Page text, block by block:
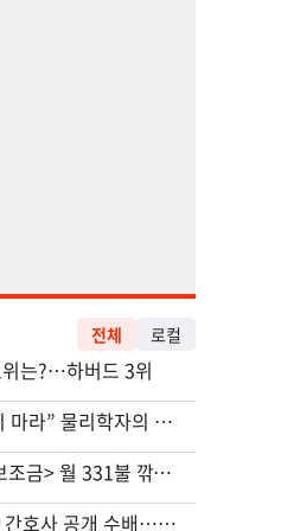
전체 로컬
는?…하버드 3위
“로또, 이 번호 찍지 마라” 물리학자의 당첨금 높이는 비밀
40만명 SSI<생활보조금> 월 331불 깎이나
'14년째 도피' 한인 간호사 공개 수배…메디케어 사기 유죄